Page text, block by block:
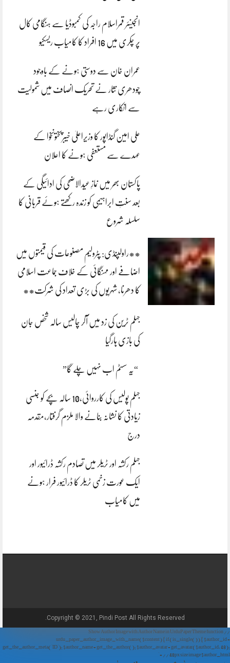
انجینئر قمراسلام راجہ کی کمبوڈیا سے ہنگامی کال
پر چکری میں 16 افراد کا کامیاب ریسکیو
عمران خان سے دوستی ہونے کے باوجود
چودھری نثار نے تحریک انصاف میں شمولیت
سے انکاری رہے
علی امین گنڈاپور کا وزیراعلیٰ خیبرپختونخوا کے
عہدے سے مستعفی ہونے کا اعلان
پاکستان بھر میں نمازِ عیدالاضحی کی ادائیگی کے
بعد سنتِ ابراہیمی کو زندہ رکھتے ہوئے قربانی کا
سلسلہ شروع
**راولپنڈی: پٹرولیم مصنوعات کی قیمتوں میں
اضافے اور مہنگائی کے خلاف جماعت اسلامی
کا دھرنا، شہریوں کی بڑی تعداد کی شرکت**
جہلم ٹرین کی زد میں آکر چالیس سالہ شخص جان
کی بازی ہارگیا
“یہ سسٹم اب نہیں چلے گا”
جہلم پولیس کی کارروائی،10 سالہ بچے کو جنسی
زیادتی کا نشانہ بنانے والا ملزم گرفتار،مقدمہ
درج
جہلم رکشہ اور ٹریلر میں تصادم رکشہ ڈرائیور اور
ایک عورت زخمی ٹریلر کا ڈرائیور فرار ہونے
میں کامیاب
Copyright © 2021, Pindi Post All Rights Reserved.
// Show Author Image with Author Name in UrduPaper Theme function
urdu_paper_author_image_with_name($content) { if (is_single()) { $author_id =
get_the_author_meta('ID'); $author_name = get_the_author(); $author_avatar = get_avatar($author_id, 48);
// 48px size image $author_html = '